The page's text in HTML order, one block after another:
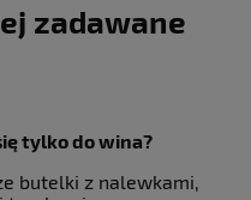
zadawane
tylko do wina?
butelki z nalewkami,